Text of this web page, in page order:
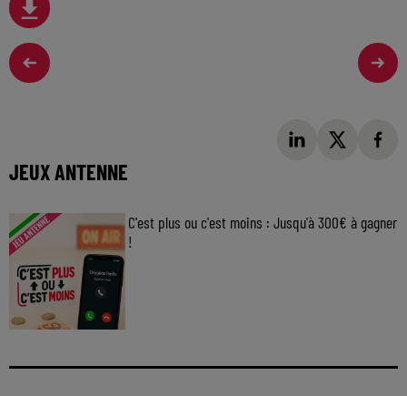
JEUX ANTENNE
C'est plus ou c'est moins : Jusqu'à 300€ à gagner
!